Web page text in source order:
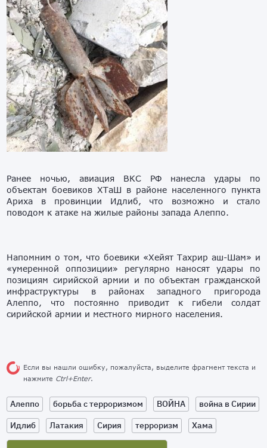
Ранее ночью, авиация ВКС РФ нанесла удары по
объектам боевиков ХТаШ в районе населенного пункта
Ариха в провинции Идлиб, что возможно и стало
поводом к атаке на жилые районы запада Алеппо.
Напомним о том, что боевики «Хейят Тахрир аш-Шам» и
«умеренной оппозиции» регулярно наносят удары по
позициям сирийской армии и по объектам гражданской
инфраструктуры в районах западного пригорода
Алеппо, что постоянно приводит к гибели солдат
сирийской армии и местного мирного населения.
Если вы нашли ошибку, пожалуйста, выделите фрагмент текста и
нажмите Ctrl+Enter.
Алеппо борьба с терроризмом ВОЙНА
война в Сирии
Идлиб
Латакия Сирия терроризм Хама